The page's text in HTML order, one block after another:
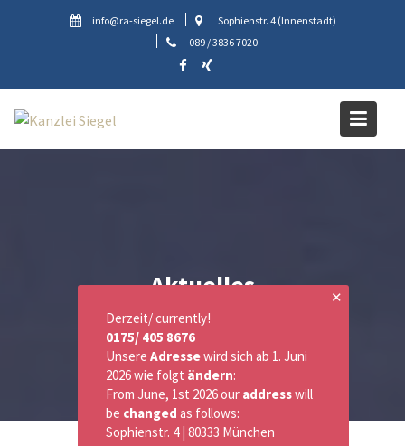
info@ra-siegel.de
Sophienstr. 4 (Innenstadt)
089 / 3836 7020
Aktuelles
✕
Derzeit/ currently!
0175/ 405 8676
Unsere Adressewird sich ab 1. Juni
2026 wie folgt ändern:
From June, 1st 2026 our addresswill
be changed as follows:
Sophienstr. 4 | 80333 München